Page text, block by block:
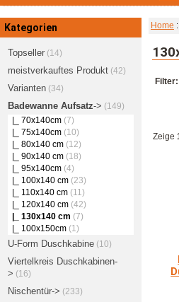
Kategorien
Topseller(14)
meistverkauftes Produkt(42)
Varianten(34)
Badewanne Aufsatz-> (149)
|_ 70x140cm(7)
|_ 75x140cm(10)
|_ 80x140 cm(12)
|_ 90x140 cm(18)
|_ 95x140cm(4)
|_ 100x140 cm(23)
|_ 110x140 cm(11)
|_ 120x140 cm(42)
|_ 130x140 cm (7)
|_ 100x150cm(1)
U-Form Duschkabine(10)
Viertelkreis Duschkabinen-
> (16)
Nischentür-> (233)
Home
Filter:
Zeige